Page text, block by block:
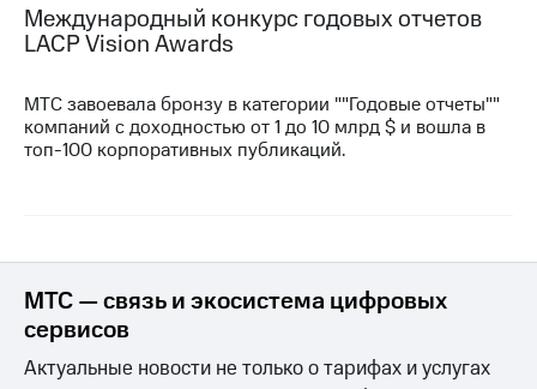
и акционерам
Корпоративное
Корпоративный
секретарь
Раскрытие
Документы
"МТС"
Собрания
Личный
Международный конкурс годовых отчетов
LACP Vision Awards
МТС завоевала бронзу в категории ""Годовые отчеты""
компаний с доходностью от 1 до 10 млрд $ и вошла в
топ-100 корпоративных публикаций.
МТС — связь и экосистема цифровых
сервисов
Актуальные новости не только о тарифах и услугах